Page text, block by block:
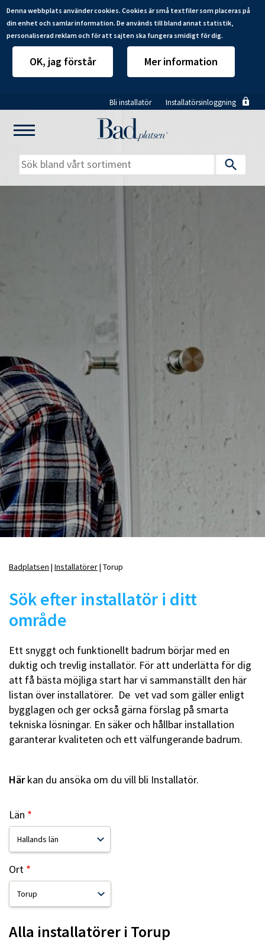
Denna webbplats använder cookies. Cookies är små textfiler som placeras på
din enhet och samlar information. De används till bland annat statistik,
personaliserad reklam och för att sajten ska fungera smidigt för dig.
OK, jag förstår Mer information
till
huvudinnehåll
Bli installatör Installatörsinloggning
Våra varumärken
Badplatsen Installatörer Torup
Sök efter installatör i ditt
område
Ett snyggt och funktionellt badrum börjar med en
duktig och trevlig installatör. För att underlätta för dig
att få bästa möjliga start har vi sammanställt den här
listan över installatörer. De vet vad som gäller enligt
bygglagen och ger också gärna förslag på smarta
tekniska lösningar. En säker och hållbar installation
garanterar kvaliteten och ett välfungerande badrum.
Härkan du ansöka om du vill bli Installatör.
Län
Ort
Alla installatörer i Torup